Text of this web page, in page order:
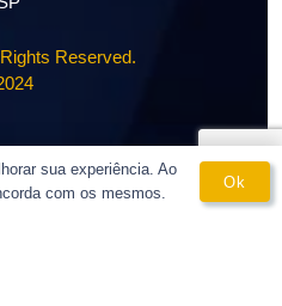
Reserved.
sua experiência. Ao
com os mesmos.
Ok